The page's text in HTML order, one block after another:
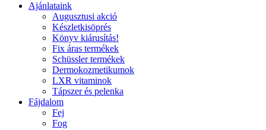
Ajánlataink
Augusztusi akció
Készletkisöprés
Könyv kiárusítás!
Fix áras termékek
Schüssler termékek
Dermokozmetikumok
LXR vitaminok
Tápszer és pelenka
Fájdalom
Fej
Fog